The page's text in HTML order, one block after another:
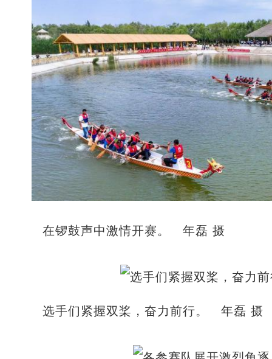
在锣鼓声中激情开赛。 年磊 摄
选手们紧握双桨，奋力前行。 年磊 摄